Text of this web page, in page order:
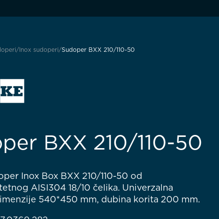
Inox sudoperi Sudoper BXX 210/110-50
BXX 210/110-50
Inox Box BXX 210/110-50 od
AISI304 18/10 čelika. Univerzalna
540*450 mm, dubina korita 200 mm.